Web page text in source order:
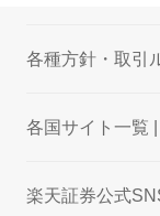
各種方針・取引
各国サイト一覧
楽天証券公式